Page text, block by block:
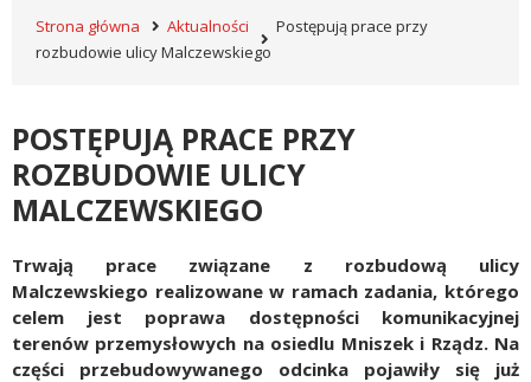
Strona główna Aktualności
Postępują prace przy
rozbudowie ulicy Malczewskiego
POSTĘPUJĄ PRACE PRZY
ROZBUDOWIE ULICY
MALCZEWSKIEGO
Trwają prace związane z rozbudową ulicy
Malczewskiego realizowane w ramach zadania, którego
celem jest poprawa dostępności komunikacyjnej
terenów przemysłowych na osiedlu Mniszek i Rządz. Na
części przebudowywanego odcinka pojawiły się już